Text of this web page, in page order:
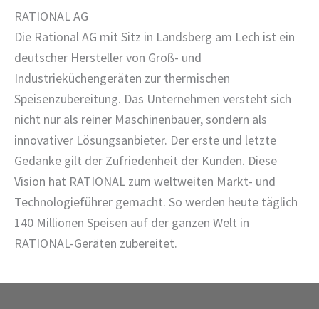
RATIONAL AG
Die Rational AG mit Sitz in Landsberg am Lech ist ein
deutscher Hersteller von Groß- und
Industrieküchengeräten zur thermischen
Speisenzubereitung. Das Unternehmen versteht sich
nicht nur als reiner Maschinenbauer, sondern als
innovativer Lösungsanbieter. Der erste und letzte
Gedanke gilt der Zufriedenheit der Kunden. Diese
Vision hat RATIONAL zum weltweiten Markt- und
Technologieführer gemacht. So werden heute täglich
140 Millionen Speisen auf der ganzen Welt in
RATIONAL-Geräten zubereitet.